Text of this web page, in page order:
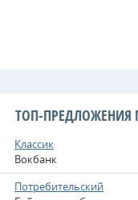
ТОП-ПРЕДЛОЖЕНИЯ
Классик
Вокбанк
Потребительский